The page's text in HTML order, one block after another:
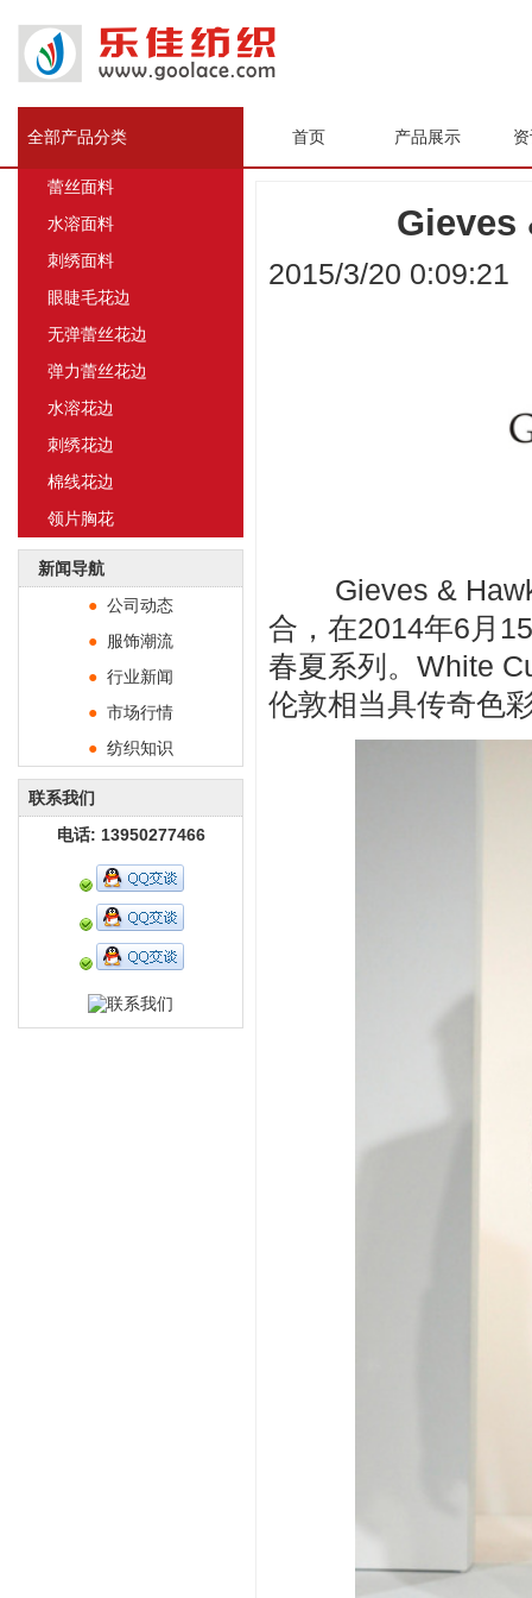
全部产品分类 首页 产品展示
Gieves
2015/3/20
Gieves &
合，在2014年6月
春夏系列。White
伦敦相当具传奇色
蕾丝面料
水溶面料
刺绣面料
眼睫毛花边
无弹蕾丝花边
弹力蕾丝花边
水溶花边
刺绣花边
棉线花边
领片胸花
新闻导航
● 公司动态
● 服饰潮流
● 行业新闻
● 市场行情
● 纺织知识
联系我们
电话: 13950277466